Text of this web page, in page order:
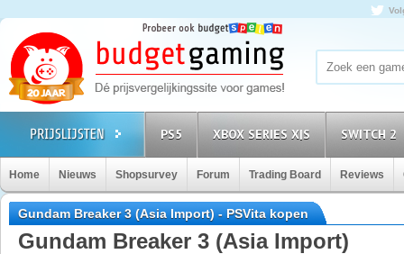
PS5 XBOX SERIES X|S SWITCH 2
Home Nieuws Shopsurvey Forum Trading Board Reviews
Gundam Breaker 3 (Asia Import) - PSVita kopen
Gundam Breaker 3 (Asia Import)